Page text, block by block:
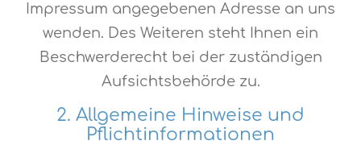
Impressum angegebenen Adresse an uns
wenden. Des Weiteren steht Ihnen ein
Beschwerderecht bei der zuständigen
Aufsichtsbehörde zu.
2. Allgemeine Hinweise und
Pflichtinformationen